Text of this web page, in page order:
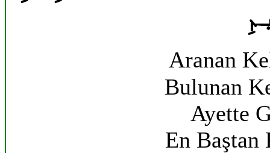
Aranan
Bulunan
Ayette
En Baştan